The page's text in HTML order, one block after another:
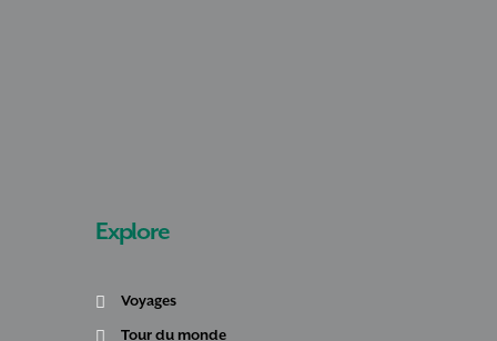
Explore
Voyages
Tour du monde